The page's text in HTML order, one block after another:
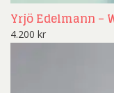
Yrjö Edelmann –
4.200 kr